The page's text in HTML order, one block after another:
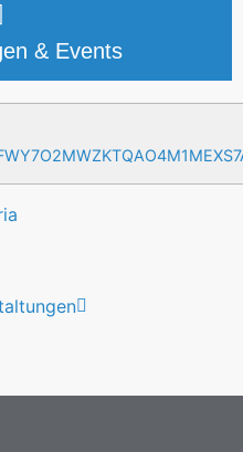
& Events